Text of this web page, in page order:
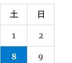
土 日
1 2
8 9